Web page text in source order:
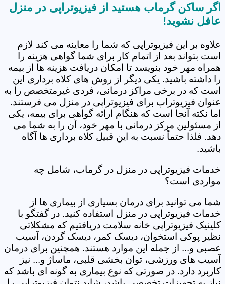
اگر ساکن گرماب هستید از فیزیوتراپی در منزل
عافل نشوید!
علاوه بر این فیزیوتراپی که شما را معاینه می کند لازم
است بتواند بعد از اتمام کار برای شما گواهی هزینه را
همراه مهر خود بنویسد تا امکان دریافت هزینه ها از بیمه
را داشته باشید. یکی دیگر از روش های کلاه برداری این
است که در برخی مراکز درمانی، فردی غیرمتخصص را به
عنوان فیزیوتراپ برای فیزیوتراپی در منزل می فرستند.
اما نکته آنجا است که هنگام ارائه گواهی برای بیمه، یکی
از مسئولین مرکز درمانی با مهر خود، آن را به شما می
دهد. فلذا حتماً نسبت به این قبیل کلاه برداری ها آگاه
باشید.
خدمات فیزیوتراپی در منزل در گرماب، شامل چه
مواردی است؟
شما می توانید برای درمان بسیاری از بیماری ها از
خدمات فیزیوتراپی در منزل استفاده کنید. در گفتگو با
کلینیک فیزیوتراپی خانه سلامت دریافتیم که مشکلاتی
نظیر پوکی استخوان، دیسک کمر، دیسک گردن، آسیب
عصبی و... از جمله این موارد هستند. همچنین برای درمان
آسیب های ورزشی، توان بخشی قلبی، ماساژ و... نیز
کاربرد دارد. در صورتی که نوع بیماری به گونه ای باشد که